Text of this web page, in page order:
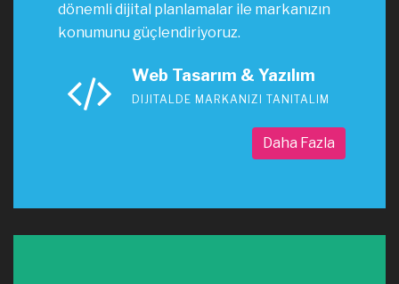
dönemli dijital planlamalar ile markanızın
konumunu güçlendiriyoruz.
Web Tasarım & Yazılım
DIJITALDE MARKANIZI TANITALIM
Daha Fazla